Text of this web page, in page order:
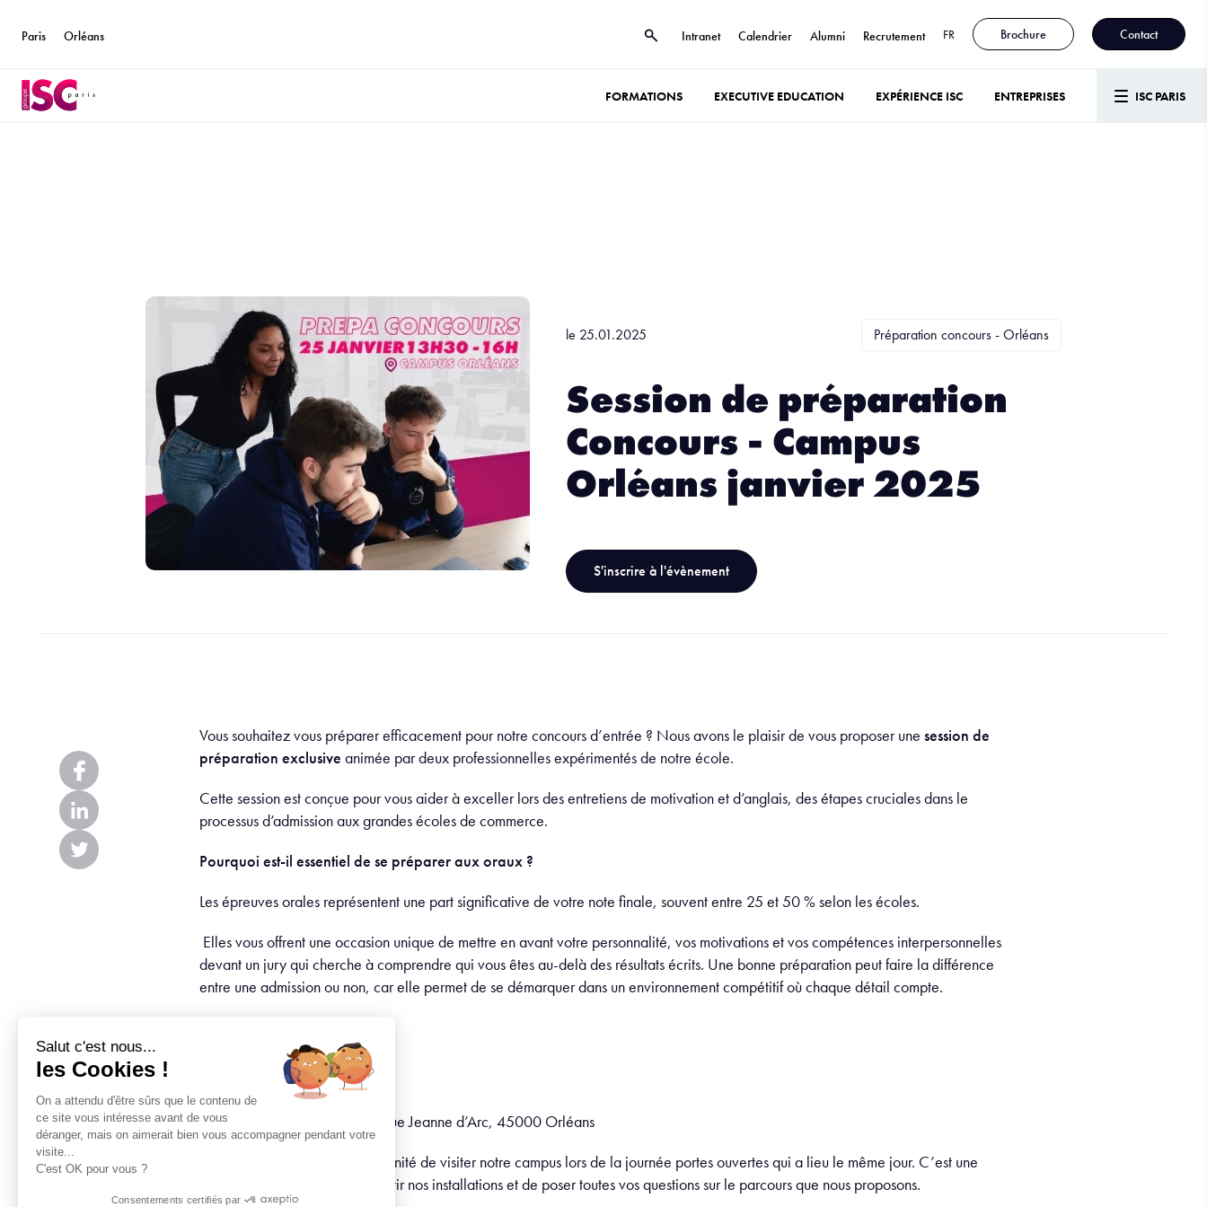
Paris Orléans Intranet Calendrier Alumni Recrutement FR Brochure Contact
FORMATIONS EXECUTIVE EDUCATION EXPÉRIENCE ISC ENTREPRISES ISC PARIS
le 25.01.2025 Préparation concours - Orléans
Session de préparation
Concours - Campus
Orléans janvier 2025
S'inscrire à l'évènement
Vous souhaitez vous préparer efficacement pour notre concours d’entrée ? Nous avons le plaisir de vous proposer une session de
préparation exclusive animée par deux professionnelles expérimentés de notre école.
Cette session est conçue pour vous aider à exceller lors des entretiens de motivation et d’anglais, des étapes cruciales dans le
processus d’admission aux grandes écoles de commerce.
Pourquoi est-il essentiel de se préparer aux oraux ?
Les épreuves orales représentent une part significative de votre note finale, souvent entre 25 et 50 % selon les écoles.
Elles vous offrent une occasion unique de mettre en avant votre personnalité, vos motivations et vos compétences interpersonnelles
devant un jury qui cherche à comprendre qui vous êtes au-delà des résultats écrits. Une bonne préparation peut faire la différence
entre une admission ou non, car elle permet de se démarquer dans un environnement compétitif où chaque détail compte.
25 janvier 2025
Heure :
13h30 à 16h00
Lieu :
Campus Orléans, 24 rue Jeanne d’Arc, 45000 Orléans
Vous aurez également l’opportunité de visiter notre campus lors de la journée portes ouvertes qui a lieu le même jour. C’est une
excellente occasion de découvrir nos installations et de poser toutes vos questions sur le parcours que nous proposons.
Salut c'est nous...
les Cookies !
On a attendu d'être sûrs que le contenu de
ce site vous intéresse avant de vous
déranger, mais on aimerait bien vous accompagner pendant votre
visite...
C'est OK pour vous ?
Consentements certifiés par